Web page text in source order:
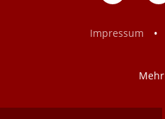
Impressum
•
Mehr